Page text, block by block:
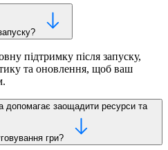
підтримку після запуску,
та оновлення, щоб ваш
допомагає заощадити ресурси та
гри?